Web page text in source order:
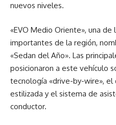
nuevos niveles.
«EVO Medio Oriente», una
importantes de la región,
«Sedan del Año». Las
posicionaron a este vehículo
tecnología «drive-by-wire», el
estilizada y el sistema de
conductor.